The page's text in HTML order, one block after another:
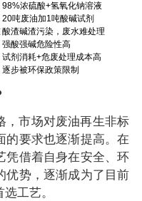
98%浓硫酸+氢氧化钠溶液
20吨废油加1吨酸碱试剂
酸渣碱渣污染，废水难处理
强酸强碱危险性高
试剂消耗+危废处理成本高
逐步被环保政策限制
，市场对废油再生非标
的要求也逐渐提高。在
凭借着自身在安全、环
优势，逐渐成为了目前
工艺。